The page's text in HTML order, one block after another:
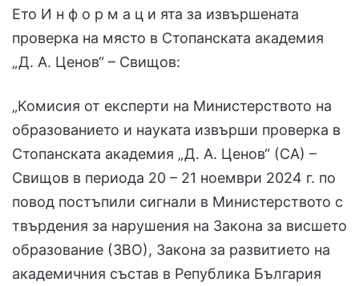
Ето И н ф о р м а ц и ята за извършената
проверка на място в Стопанската академия
„Д. А. Ценов“ – Свищов:
„Комисия от експерти на Министерството на
образованието и науката извърши проверка в
Стопанската академия „Д. А. Ценов“ (СА) –
Свищов в периода 20 – 21 ноември 2024 г. по
повод постъпили сигнали в Министерството с
твърдения за нарушения на Закона за висшето
образование (ЗВО), Закона за развитието на
академичния състав в Република България